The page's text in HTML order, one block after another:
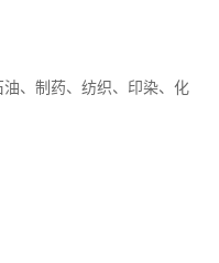
、制药、纺织、印染、化